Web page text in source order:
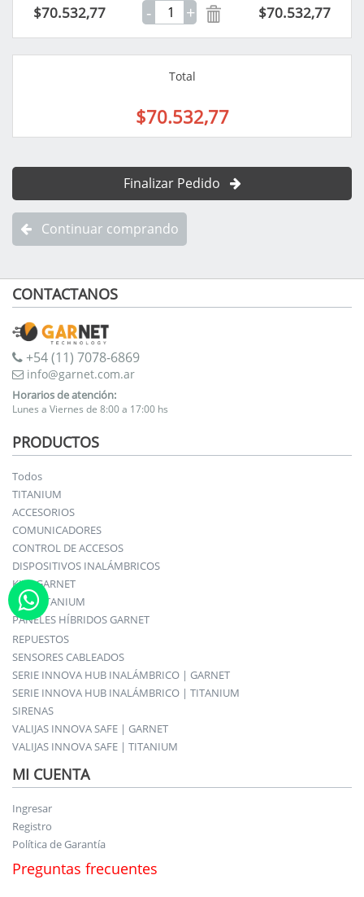
$70.532,77 - + $70.532,77
Total
$70.532,77
Finalizar Pedido
Continuar comprando
CONTACTANOS
+54 (11) 7078-6869
info@garnet.com.ar
Horarios de atención:
Lunes a Viernes de 8:00 a 17:00 hs
PRODUCTOS
Todos
TITANIUM
ACCESORIOS
COMUNICADORES
CONTROL DE ACCESOS
DISPOSITIVOS INALÁMBRICOS
KITS GARNET
KITS TITANIUM
PANELES HÍBRIDOS GARNET
REPUESTOS
SENSORES CABLEADOS
SERIE INNOVA HUB INALÁMBRICO | GARNET
SERIE INNOVA HUB INALÁMBRICO | TITANIUM
SIRENAS
VALIJAS INNOVA SAFE | GARNET
VALIJAS INNOVA SAFE | TITANIUM
MI CUENTA
Ingresar
Registro
Política de Garantía
Preguntas frecuentes